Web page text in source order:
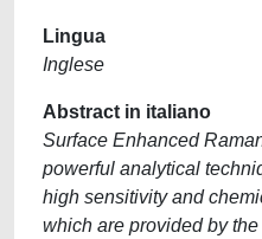
Lingua
Inglese
Abstract in italiano
Surface Enhanced
powerful analytical
high sensitivity and
which are provided by